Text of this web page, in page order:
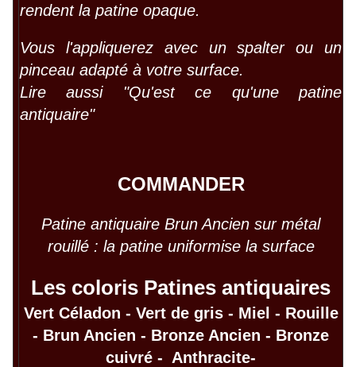
rendent la patine opaque.
Vous l'appliquerez avec un spalter ou un
pinceau adapté à votre surface.
Lire aussi "Qu'est ce qu'une patine
antiquaire"
COMMANDER
Patine antiquaire Brun Ancien sur métal
rouillé : la patine uniformise la surface
Les coloris Patines antiquaires
Vert Céladon - Vert de gris- Miel - Rouille
- Brun Ancien - Bronze Ancien - Bronze
cuivré - Anthracite-